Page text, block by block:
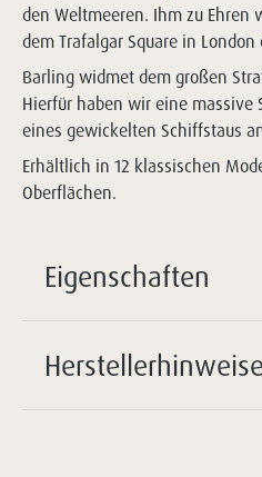
den Weltmeeren. Ihm zu Ehren
dem Trafalgar Square in
Barling widmet dem großen
Hierfür haben wir eine massive
eines gewickelten Schiffstaus
Erhältlich in 12 klassischen
Oberflächen.
Eigenschaften
Herstellerhinweise